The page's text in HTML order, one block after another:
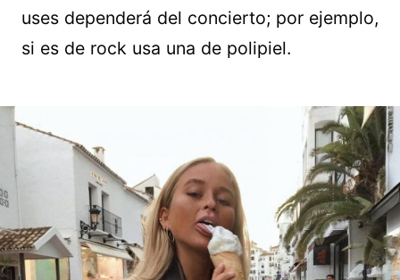
uses dependerá del concierto; por ejemplo,
si es de rock usa una de polipiel.